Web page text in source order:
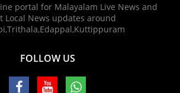
portal for Malayalam Live News and
Local News updates around
FOLLOW US